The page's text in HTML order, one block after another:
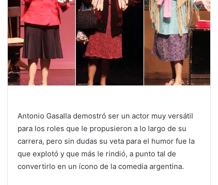
Antonio Gasalla demostró ser un actor muy versátil
para los roles que le propusieron a lo largo de su
carrera, pero sin dudas su veta para el humor fue la
que explotó y que más le rindió, a punto tal de
convertirlo en un ícono de la comedia argentina.